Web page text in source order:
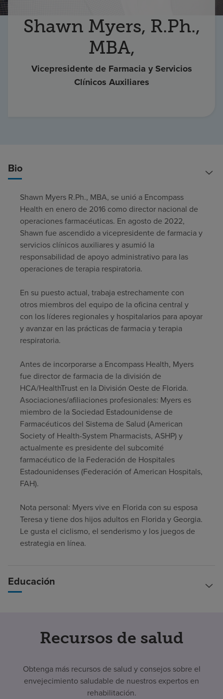
Buscar un centro
Empleos
Shawn Myers, R.Ph.,
MBA,
Vicepresidente de Farmacia y Servicios
Clínicos Auxiliares
Bio
Shawn Myers R.Ph., MBA, se unió a Encompass
Health en enero de 2016 como director nacional de
operaciones farmacéuticas. En agosto de 2022,
Shawn fue ascendido a vicepresidente de farmacia y
servicios clínicos auxiliares y asumió la
responsabilidad de apoyo administrativo para las
operaciones de terapia respiratoria.
En su puesto actual, trabaja estrechamente con
otros miembros del equipo de la oficina central y
con los líderes regionales y hospitalarios para apoyar
y avanzar en las prácticas de farmacia y terapia
respiratoria.
Antes de incorporarse a Encompass Health, Myers
fue director de farmacia de la división de
HCA/HealthTrust en la División Oeste de Florida.
Asociaciones/afiliaciones profesionales: Myers es
miembro de la Sociedad Estadounidense de
Farmacéuticos del Sistema de Salud (American
Society of Health-System Pharmacists, ASHP) y
actualmente es presidente del subcomité
farmacéutico de la Federación de Hospitales
Estadounidenses (Federación of American Hospitals,
FAH).
Nota personal: Myers vive en Florida con su esposa
Teresa y tiene dos hijos adultos en Florida y Georgia.
Le gusta el ciclismo, el senderismo y los juegos de
estrategia en línea.
Educación
Recursos de salud
Obtenga más recursos de salud y consejos sobre el
envejecimiento saludable de nuestros expertos en
rehabilitación.